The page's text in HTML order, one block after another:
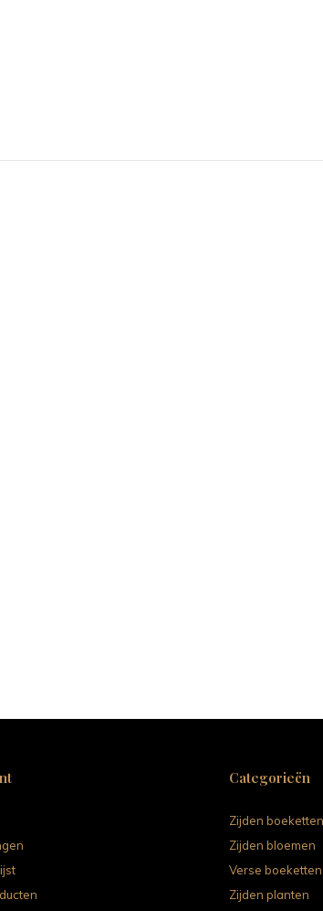
Categorieën
Zijden boeketten
Zijden bloemen
Verse boeketten
Zijden planten